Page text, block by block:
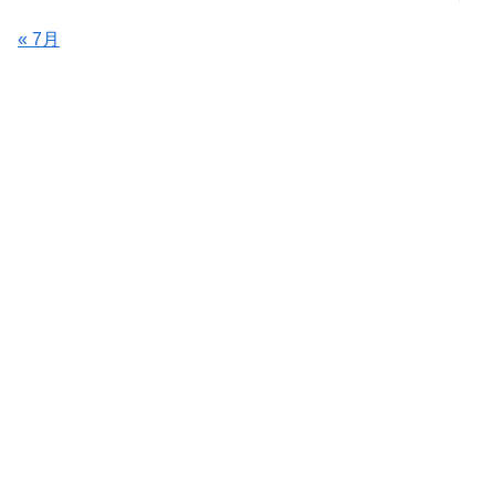
« 7月